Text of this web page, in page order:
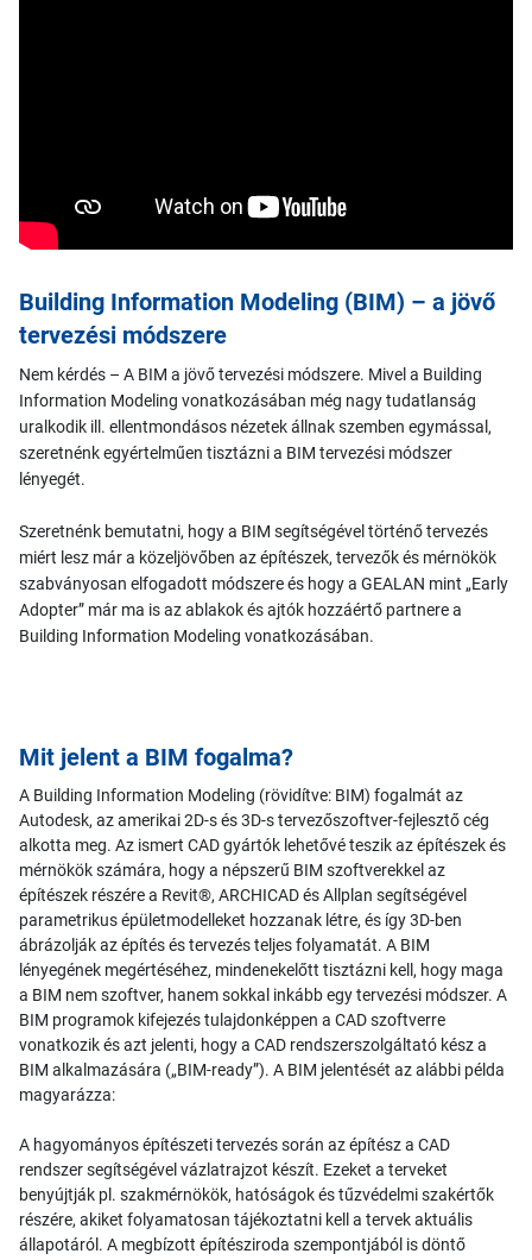
Building Information Modeling (BIM) – a jövő
tervezési módszere
Nem kérdés – A BIM a jövő tervezési módszere. Mivel a Building
Information Modeling vonatkozásában még nagy tudatlanság
uralkodik ill. ellentmondásos nézetek állnak szemben egymással,
szeretnénk egyértelműen tisztázni a BIM tervezési módszer
lényegét.
Szeretnénk bemutatni, hogy a BIM segítségével történő tervezés
miért lesz már a közeljövőben az építészek, tervezők és mérnökök
szabványosan elfogadott módszere és hogy a GEALAN mint „Early
Adopter” már ma is az ablakok és ajtók hozzáértő partnere a
Building Information Modeling vonatkozásában.
Mit jelent a BIM fogalma?
A Building Information Modeling (rövidítve: BIM) fogalmát az
Autodesk, az amerikai 2D-s és 3D-s tervezőszoftver-fejlesztő cég
alkotta meg. Az ismert CAD gyártók lehetővé teszik az építészek és
mérnökök számára, hogy a népszerű BIM szoftverekkel az
építészek részére a Revit®, ARCHICAD és Allplan segítségével
parametrikus épületmodelleket hozzanak létre, és így 3D-ben
ábrázolják az építés és tervezés teljes folyamatát. A BIM
lényegének megértéséhez, mindenekelőtt tisztázni kell, hogy maga
a BIM nem szoftver, hanem sokkal inkább egy tervezési módszer. A
BIM programok kifejezés tulajdonképpen a CAD szoftverre
vonatkozik és azt jelenti, hogy a CAD rendszerszolgáltató kész a
BIM alkalmazására („BIM-ready”). A BIM jelentését az alábbi példa
magyarázza:
A hagyományos építészeti tervezés során az építész a CAD
rendszer segítségével vázlatrajzot készít. Ezeket a terveket
benyújtják pl. szakmérnökök, hatóságok és tűzvédelmi szakértők
részére, akiket folyamatosan tájékoztatni kell a tervek aktuális
állapotáról. A megbízott építésziroda szempontjából is döntő